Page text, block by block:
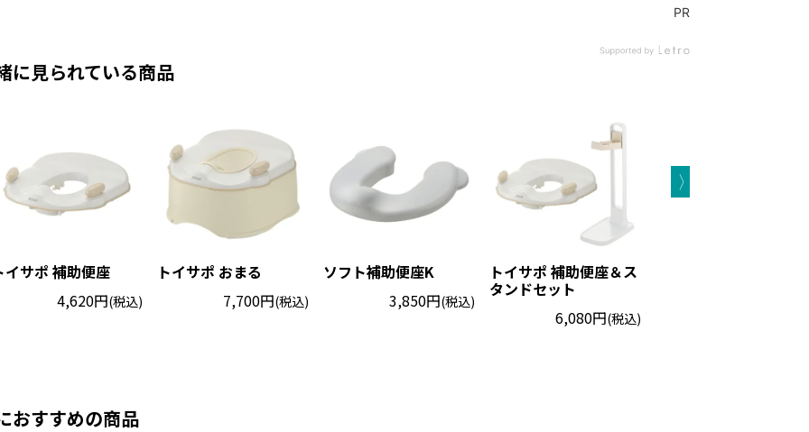
に見られている商品
イサポ 補助便座
4,620円(税込)
トイサポ おまる
7,700円(税込)
ソフト補助便座K
3,850円(税込)
トイサポ 補助便座＆ス
タンドセット
6,080円(税込)
おすすめの商品